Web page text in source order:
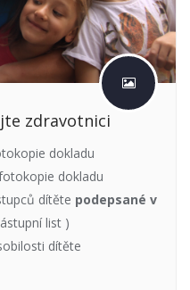
zdravotnici
dokladu
dokladu
dítěte podepsané v
list )
dítěte